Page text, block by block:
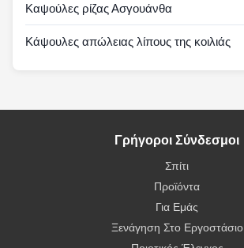
Καψούλες ρίζας Ασγουάνθα
Κάψουλες απώλειας λίπους της κοιλιάς
Γρήγοροι Σύνδεσμοι
Σπίτι
Προϊόντα
Για Εμάς
Ξενάγηση Στο Εργοστάσιο